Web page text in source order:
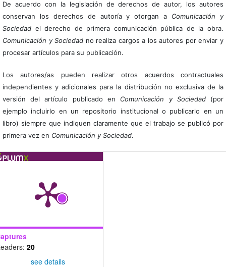
De acuerdo con la legislación de derechos de autor, los autores
conservan los derechos de autoría y otorgan a Comunicación y
Sociedadel derecho de primera comunicación pública de la obra.
Comunicación y Sociedad no realiza cargos a los autores por enviar y
procesar artículos para su publicación.
Los autores/as pueden realizar otros acuerdos contractuales
independientes y adicionales para la distribución no exclusiva de la
versión del artículo publicado en Comunicación y Sociedad(por
ejemplo incluirlo en un repositorio institucional o publicarlo en un
libro) siempre que indiquen claramente que el trabajo se publicó por
primera vez en Comunicación y Sociedad.
20
see details